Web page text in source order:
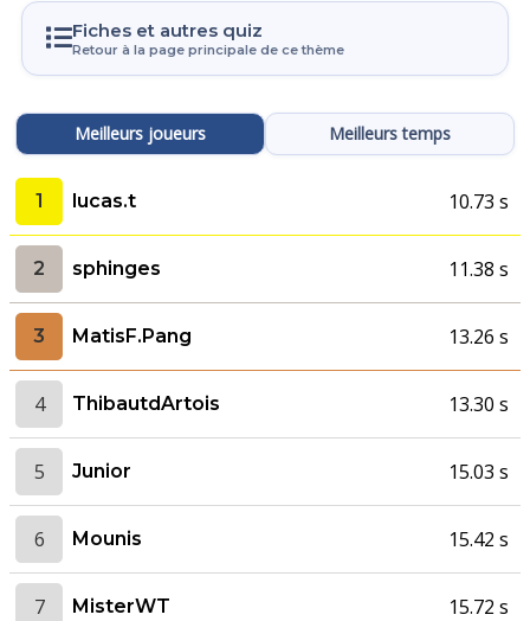
Fiches et autres quiz
Retour à la page principale de ce thème
Meilleurs joueurs Meilleurs temps
1 lucas.t 10.73 s
2 sphinges 11.38 s
3 MatisF.Pang 13.26 s
4 ThibautdArtois 13.30 s
5 Junior 15.03 s
6 Mounis 15.42 s
7 MisterWT 15.72 s